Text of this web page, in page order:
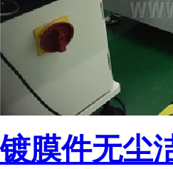
镀膜件无尘